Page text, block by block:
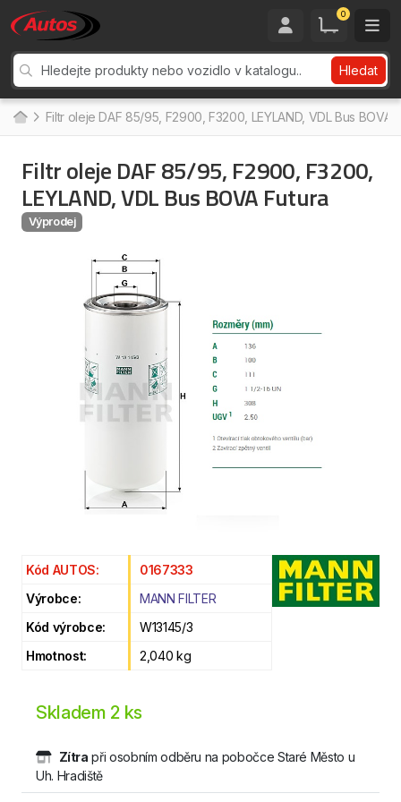
0
Hledat
Filtr oleje DAF 85/95, F2900, F3200, LEYLAND, VDL Bus BOVA
Filtr oleje DAF 85/95, F2900, F3200,
LEYLAND, VDL Bus BOVA Futura
Výprodej
Kód AUTOS:
0167333
Výrobce:
MANN FILTER
Kód výrobce:
W13145/3
Hmotnost:
2,040 kg
Skladem 2 ks
Zítra při osobním odběru na pobočce Staré Město u
Uh. Hradiště